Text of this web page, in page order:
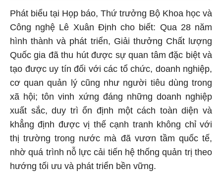
Phát biểu tại Họp báo, Thứ trưởng Bộ Khoa học và
Công nghệ Lê Xuân Định cho biết: Qua 28 năm
hình thành và phát triển, Giải thưởng Chất lượng
Quốc gia đã thu hút được sự quan tâm đặc biệt và
tạo được uy tín đối với các tổ chức, doanh nghiệp,
cơ quan quản lý cũng như người tiêu dùng trong
xã hội; tôn vinh xứng đáng những doanh nghiệp
xuất sắc, duy trì ổn định một cách toàn diện và
khẳng định được vị thế cạnh tranh không chỉ với
thị trường trong nước mà đã vươn tầm quốc tế,
nhờ quá trình nỗ lực cải tiến hệ thống quản trị theo
hướng tối ưu và phát triển bền vững.